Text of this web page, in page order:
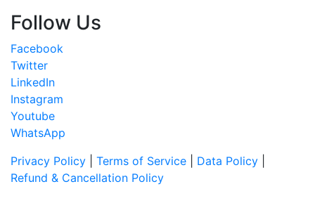
Follow Us
Facebook
Twitter
LinkedIn
Instagram
Youtube
WhatsApp
Privacy Policy
Terms of Service Data Policy
Refund & Cancellation Policy